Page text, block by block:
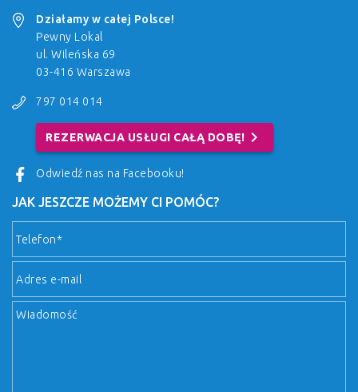
Działamy w całej Polsce!
Pewny Lokal
ul. Wileńska 69
03-416 Warszawa
797 014 014
REZERWACJA USŁUGI CAŁĄ DOBĘ! chevron_right
Odwiedź nas na Facebooku!
JAK JESZCZE MOŻEMY CI POMÓC?